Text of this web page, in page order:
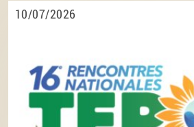
10/07/2026